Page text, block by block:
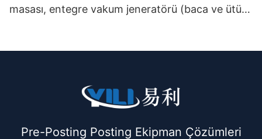
masası, entegre vakum jeneratörü (baca ve ütü
Pre-Posting Posting Ekipman Çözümleri